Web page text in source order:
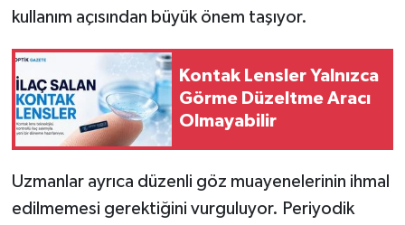
kullanım açısından büyük önem taşıyor.
Kontak Lensler Yalnızca
Görme Düzeltme Aracı
Olmayabilir
Uzmanlar ayrıca düzenli göz muayenelerinin ihmal
edilmemesi gerektiğini vurguluyor. Periyodik